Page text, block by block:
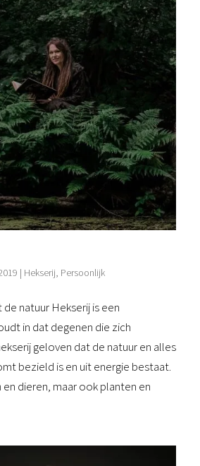
| Hekserij, Persoonlijk
de natuur Hekserij is een
in dat degenen die zich
geloven dat de natuur en alles
bezield is en uit energie bestaat.
dieren, maar ook planten en